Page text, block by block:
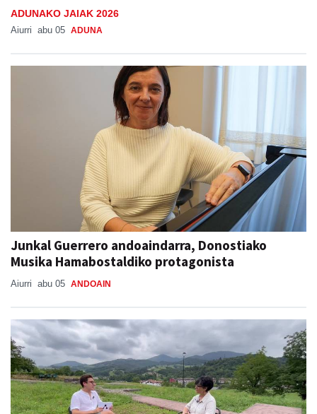
ADUNAKO JAIAK 2026
Aiurri abu 05 ADUNA
Junkal Guerrero andoaindarra, Donostiako
Musika Hamabostaldiko protagonista
Aiurri abu 05 ANDOAIN